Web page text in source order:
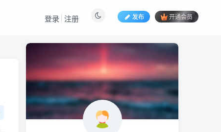
发布 开通会员
登录 注册
视频号暴力变现玩法，感
人瞬间绘画赛道，手机电脑
均可
23天前 ￥ 5.9 58
（19404期）2026闲鱼
电商高需求卖法，长期稳定